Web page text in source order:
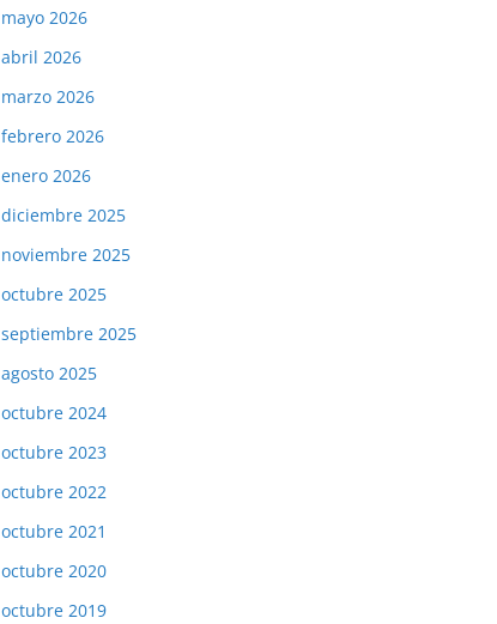
mayo 2026
abril 2026
marzo 2026
febrero 2026
enero 2026
diciembre 2025
noviembre 2025
octubre 2025
septiembre 2025
agosto 2025
octubre 2024
octubre 2023
octubre 2022
octubre 2021
octubre 2020
octubre 2019